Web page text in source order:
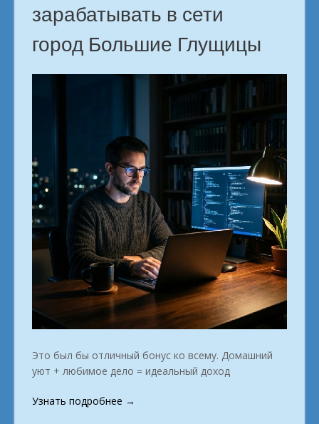
зарабатывать в сети
город Большие Глущицы
Это был бы отличный бонус ко всему. Домашний
уют + любимое дело = идеальный доход
Узнать подробнее «Профессия
→